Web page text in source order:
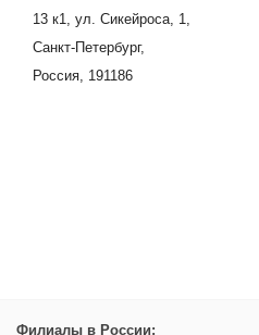
13 к1, ул. Сикейроса, 1,
Санкт-Петербург,
Россия, 191186
Филиалы в России: